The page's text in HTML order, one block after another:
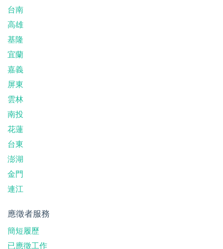
台南
高雄
基隆
宜蘭
嘉義
屏東
雲林
南投
花蓮
台東
澎湖
金門
連江
應徵者服務
簡短履歷
已應徵工作